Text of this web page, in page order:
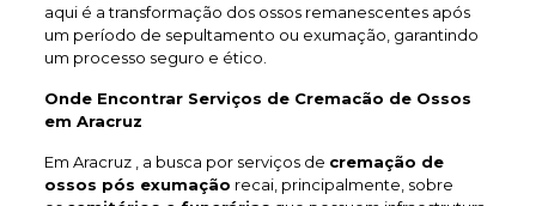
aqui é a transformação dos ossos remanescentes após
um período de sepultamento ou exumação, garantindo
um processo seguro e ético.
Onde Encontrar Serviços de Cremacão de Ossos
em Aracruz
Em Aracruz , a busca por serviços de cremação de
ossos pós exumação recai, principalmente, sobre